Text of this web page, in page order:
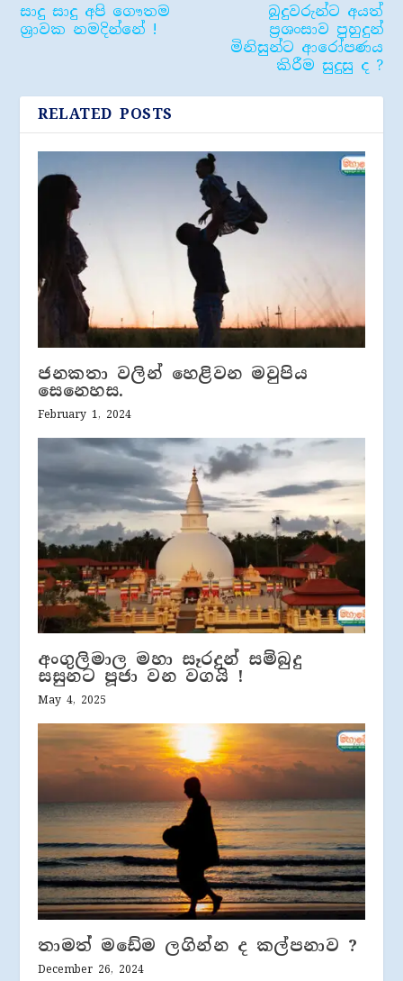
සාදු සාදු අපි ගෞතම
ශ්‍රාවක නමදින්නේ !
බුදුවරුන්ට අයත්
ප්‍රශංසාව පුහුදුන්
මිනිසුන්ට ආරෝපණය
කිරීම සුදුසු ද ?
RELATED POSTS
ජනකතා වලින් හෙළිවන මවුපිය
සෙනෙහස.
February 1, 2024
අංගුලිමාල මහා සෑරදුන් සම්බුදු
සසුනට පූජා වන වගයි !
May 4, 2025
තාමත් මඩේම ලගින්න ද කල්පනාව ?
December 26, 2024